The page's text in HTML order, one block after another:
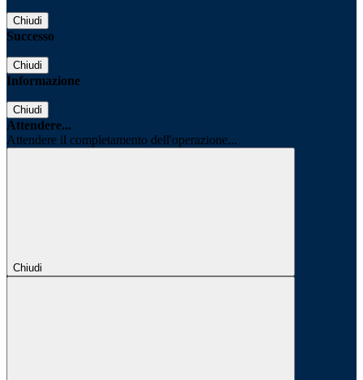
Chiudi
Successo
Chiudi
Informazione
Chiudi
Attendere...
Attendere il completamento dell'operazione...
Chiudi